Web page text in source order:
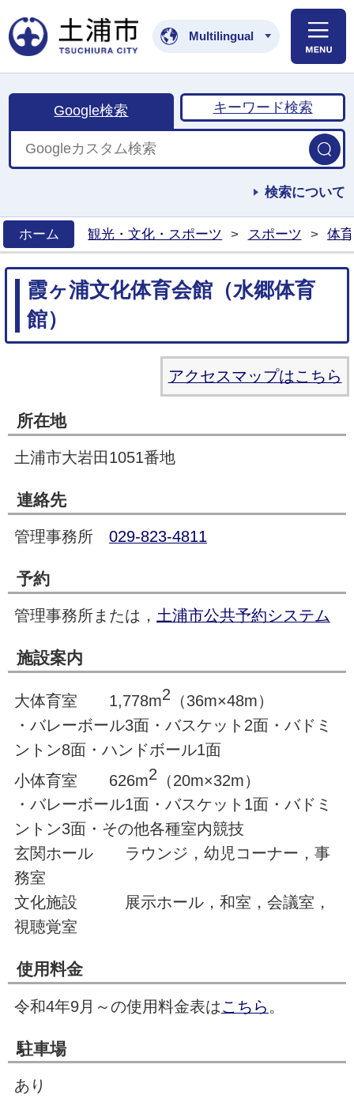
土浦市公式ホームペ
Multilingual
Google検索 キーワード検索
検索について
ホーム
観光・文化・スポーツ > スポーツ > 体
霞ヶ浦文化体育会館（水郷体育
館）
アクセスマップはこちら
所在地
土浦市大岩田1051番地
連絡先
管理事務所 029-823-4811
予約
管理事務所または， 土浦市公共予約システム
施設案内
大体育室 1,778m2（36m×48m）
・バレーボール3面・バスケット2面・バドミ
ントン8面・ハンドボール1面
小体育室 626m2（20m×32m）
・バレーボール1面・バスケット1面・バドミ
ントン3面・その他各種室内競技
玄関ホール ラウンジ，幼児コーナー，事
務室
文化施設 展示ホール，和室，会議室，
視聴覚室
使用料金
令和4年9月～の使用料金表はこちら 。
駐車場
あり